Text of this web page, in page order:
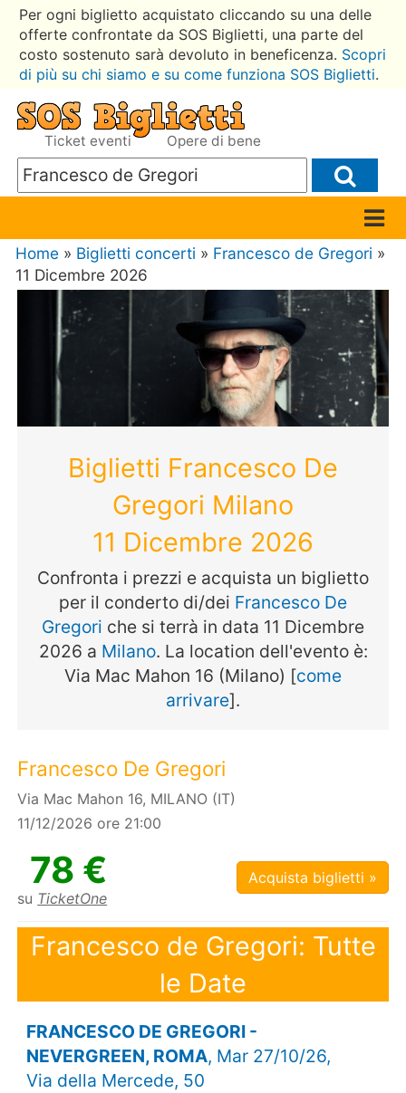
Per ogni biglietto acquistato cliccando su una delle
offerte confrontate da SOS Biglietti, una parte del
costo sostenuto sarà devoluto in beneficenza. Scopri
di più su chi siamo e su come funziona SOS Biglietti.
Ticket eventi Opere di bene
Home » Biglietti concerti » Francesco de Gregori »
11 Dicembre 2026
Biglietti Francesco De
Gregori Milano
11 Dicembre 2026
Confronta i prezzi e acquista un biglietto
per il conderto di/dei Francesco De
Gregori che si terrà in data 11 Dicembre
2026 a Milano. La location dell'evento è:
Via Mac Mahon 16 (Milano) [come
arrivare].
Francesco De Gregori
Via Mac Mahon 16, MILANO (IT)
11/12/2026 ore 21:00
78 €
su TicketOne
Acquista biglietti »
Francesco de Gregori: Tutte
le Date
FRANCESCO DE GREGORI -
NEVERGREEN, ROMA, Mar 27/10/26,
Via della Mercede, 50